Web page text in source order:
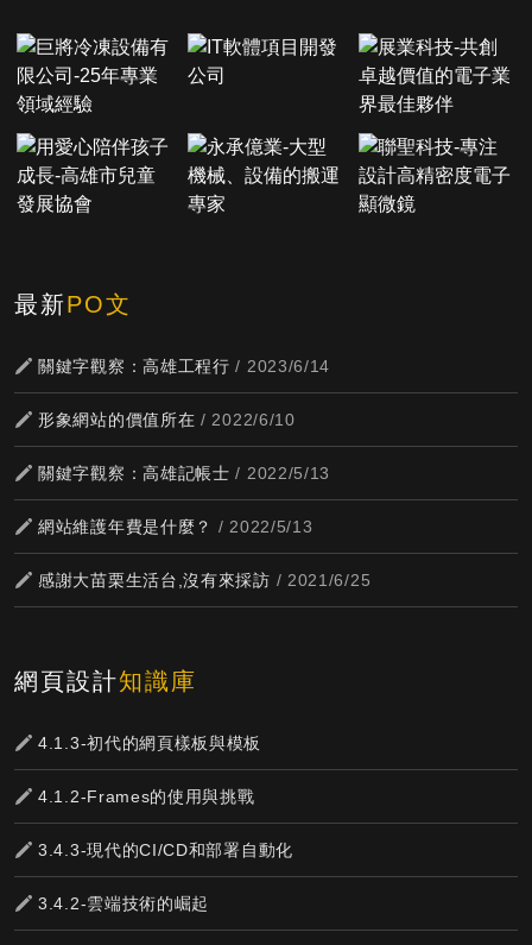
最新PO文
關鍵字觀察：高雄工程行 / 2023/6/14
形象網站的價值所在 / 2022/6/10
關鍵字觀察：高雄記帳士 / 2022/5/13
網站維護年費是什麼？ / 2022/5/13
感謝大苗栗生活台,沒有來採訪 / 2021/6/25
網頁設計知識庫
4.1.3-初代的網頁樣板與模板
4.1.2-Frames的使用與挑戰
3.4.3-現代的CI/CD和部署自動化
3.4.2-雲端技術的崛起